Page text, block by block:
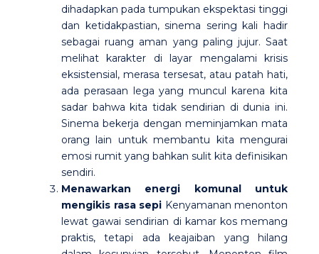
dihadapkan pada tumpukan ekspektasi tinggi
dan ketidakpastian, sinema sering kali hadir
sebagai ruang aman yang paling jujur. Saat
melihat karakter di layar mengalami krisis
eksistensial, merasa tersesat, atau patah hati,
ada perasaan lega yang muncul karena kita
sadar bahwa kita tidak sendirian di dunia ini.
Sinema bekerja dengan meminjamkan mata
orang lain untuk membantu kita mengurai
emosi rumit yang bahkan sulit kita definisikan
sendiri.
Menawarkan energi komunal untuk
mengikis rasa sepi Kenyamanan menonton
lewat gawai sendirian di kamar kos memang
praktis, tetapi ada keajaiban yang hilang